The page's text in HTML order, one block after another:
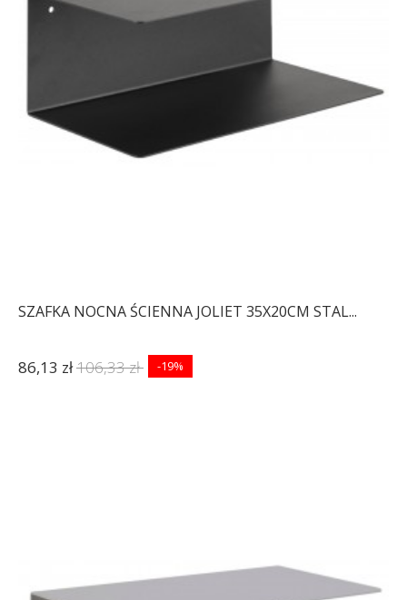
SZAFKA NOCNA ŚCIENNA JOLIET 35X20CM STAL...
86,13 zł106,33 zł -19%